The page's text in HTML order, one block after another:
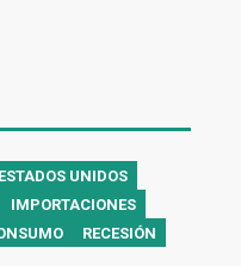
ESTADOS UNIDOS
IMPORTACIONES
RECESIÓN